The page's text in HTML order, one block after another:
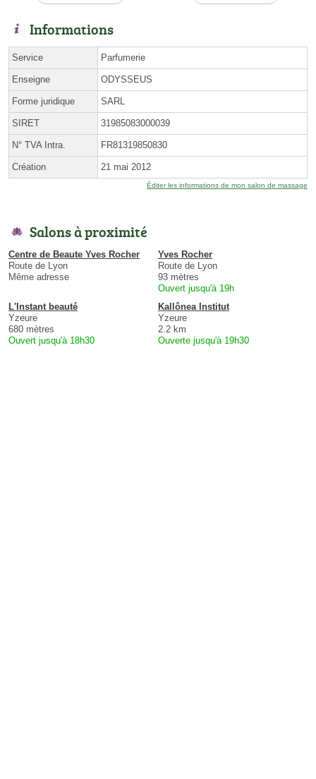
Informations
Service Parfumerie
Enseigne ODYSSEUS
Forme juridique SARL
SIRET 31985083000039
N° TVA Intra. FR81319850830
Création 21 mai 2012
Éditer les informations de mon salon de massage
Salons à proximité
Centre de Beaute Yves Rocher
Route de Lyon
Même adresse
Yves Rocher
Route de Lyon
93 mètres
Ouvert jusqu'à 19h
L'Instant beauté
Yzeure
680 mètres
Ouvert jusqu'à 18h30
Kallônea Institut
Yzeure
2.2 km
Ouverte jusqu'à 19h30